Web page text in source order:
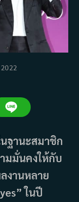
ฐานะสมาชิก
มมั่นคงให้กับ
งานหลาย
ในปี